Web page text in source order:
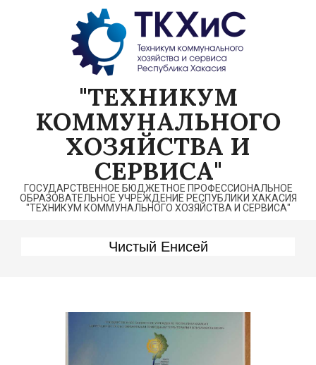
"ТЕХНИКУМ
КОММУНАЛЬНОГО
ХОЗЯЙСТВА И
СЕРВИСА"
ГОСУДАРСТВЕННОЕ БЮДЖЕТНОЕ ПРОФЕССИОНАЛЬНОЕ
ОБРАЗОВАТЕЛЬНОЕ УЧРЕЖДЕНИЕ РЕСПУБЛИКИ ХАКАСИЯ
"ТЕХНИКУМ КОММУНАЛЬНОГО ХОЗЯЙСТВА И СЕРВИСА"
Чистый Енисей